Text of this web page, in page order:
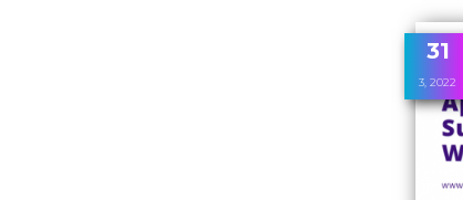
31
3, 2022